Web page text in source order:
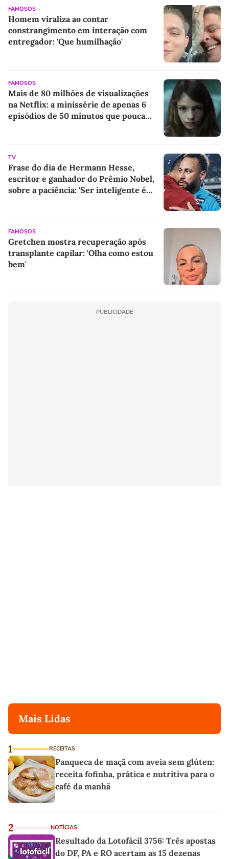
FAMOSOS
Homem viraliza ao contar
constrangimento em interação com
entregador: 'Que humilhação'
FAMOSOS
Mais de 80 milhões de visualizações
na Netflix: a minissérie de apenas 6
episódios de 50 minutos que pouca
TV
Frase do dia de Hermann Hesse,
escritor e ganhador do Prêmio Nobel,
sobre a paciência: 'Ser inteligente é
FAMOSOS
Gretchen mostra recuperação após
transplante capilar: 'Olha como estou
bem'
PUBLICIDADE
Mais Lidas
1 RECEITAS
Panqueca de maçã com aveia sem glúten:
receita fofinha, prática e nutritiva para o
café da manhã
2 NOTÍCIAS
Resultado da Lotofácil 3756: Três apostas
do DF, PA e RO acertam as 15 dezenas